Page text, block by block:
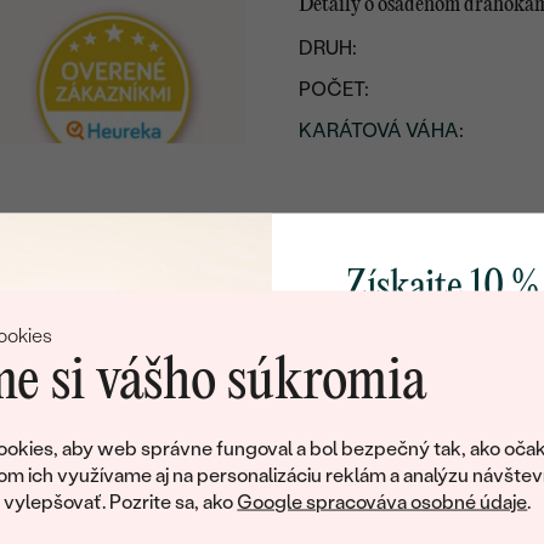
si vášho súkromia
aby web správne fungoval a bol bezpečný tak, ako
ich využívame aj na personalizáciu reklám a analýzu
Pozrite sa, ako Google spracováva osobné údaje.
DRUH:
POČET:
KARÁTOVÁ VÁHA:
FARBA:
ale tento šperk si už svojích majiteľov
množstvo podobných produktov. Pokiaľ chcete byť
Získajte 10
poctivo vyrábaných
Ako darček na
obratom pošleme